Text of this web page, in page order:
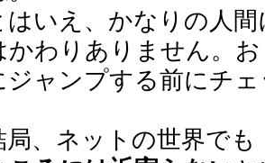
いえ、かなりの人間
かわりありません。
ジャンプする前にチ
、ネットの世界でも